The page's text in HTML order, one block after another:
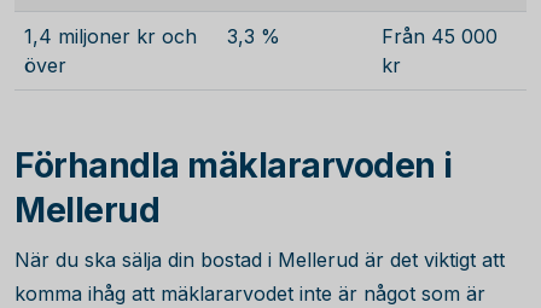
1,4 miljoner kr och
över
3,3 %
Från 45 000
kr
Förhandla mäklararvoden i
Mellerud
När du ska sälja din bostad i Mellerud är det viktigt att
komma ihåg att mäklararvodet inte är något som är